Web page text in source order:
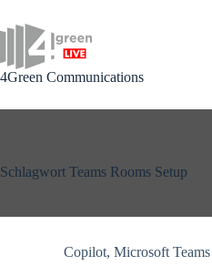
Inhalt
springen
4Green Communications
Schlagwort Teams Rooms Setup
Copilot, Microsoft Teams